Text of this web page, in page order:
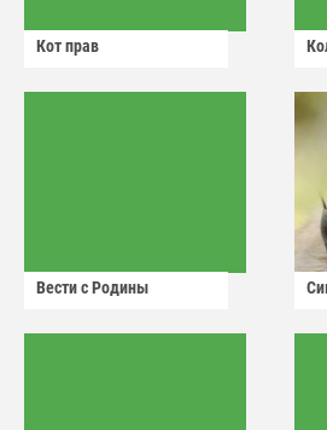
Кот прав
Вести с Родины